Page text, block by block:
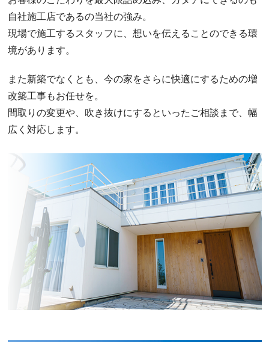
自社施工店であるの当社の強み。
現場で施工するスタッフに、想いを伝えることのできる環
境があります。
また新築でなくとも、今の家をさらに快適にするための増
改築工事もお任せを。
間取りの変更や、吹き抜けにするといったご相談まで、幅
広く対応します。